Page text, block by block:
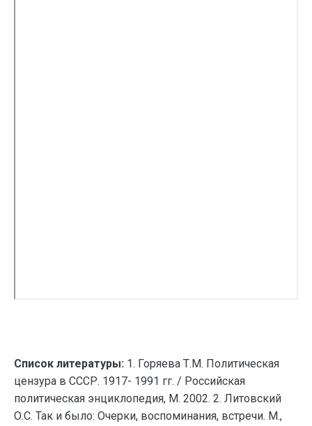
Список литературы: 1. Горяева Т.М. Политическая
цензура в СССР. 1917- 1991 гг. / Российская
политическая энциклопедия, М. 2002. 2. Литовский
О.С. Так и было: Очерки, воспоминания, встречи. М.,